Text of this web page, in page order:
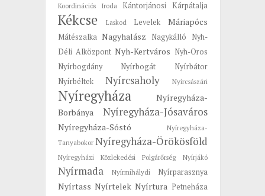
Koordinációs Iroda
Kántorjánosi Kárpátalja
Kékcse Laskod Levelek Máriapócs
Mátészalka Nagyhalász Nagykálló
Nyh-
Déli Alközpont Nyh-Kertváros Nyh-Oros
Nyírbogdány
Nyírbogát
Nyírbátor
Nyírbéltek
Nyírcsaholy Nyírcsászári
Nyíregyháza
Nyíregyháza-
Borbánya
Nyíregyháza-Jósaváros
Nyíregyháza-Sóstó
Nyíregyháza-
Tanyabokor Nyíregyháza-Örökösföld
Nyíregyházi Közlekedési Polgárőrség Nyírjákó
Nyírmada Nyírmihálydi Nyírparasznya
Nyírtass Nyírtelek Nyírtura Petneháza